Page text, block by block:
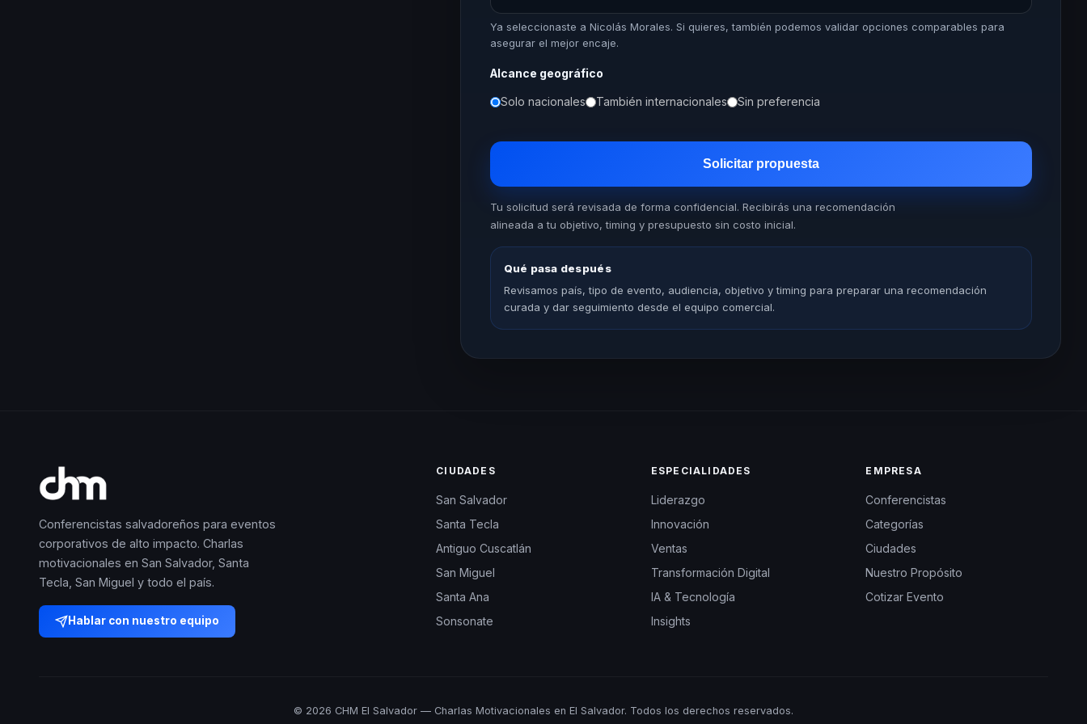
Ya seleccionaste a Nicolás Morales. Si quieres, también podemos validar opciones comparables para
asegurar el mejor encaje.
Alcance geográfico
Solo nacionales También internacionales Sin preferencia
Solicitar propuesta
Tu solicitud será revisada de forma confidencial. Recibirás una recomendación
alineada a tu objetivo, timing y presupuesto sin costo inicial.
Qué pasa después
Revisamos país, tipo de evento, audiencia, objetivo y timing para preparar una recomendación
curada y dar seguimiento desde el equipo comercial.
Conferencistas salvadoreños para eventos
corporativos de alto impacto. Charlas
motivacionales en San Salvador, Santa
Tecla, San Miguel y todo el país.
Hablar con nuestro equipo
CIUDADES
San Salvador
Santa Tecla
Antiguo Cuscatlán
San Miguel
Santa Ana
Sonsonate
ESPECIALIDADES
Liderazgo
Innovación
Ventas
Transformación Digital
IA & Tecnología
Insights
EMPRESA
Conferencistas
Categorías
Ciudades
Nuestro Propósito
Cotizar Evento
© 2026 CHM El Salvador — Charlas Motivacionales en El Salvador. Todos los derechos reservados.